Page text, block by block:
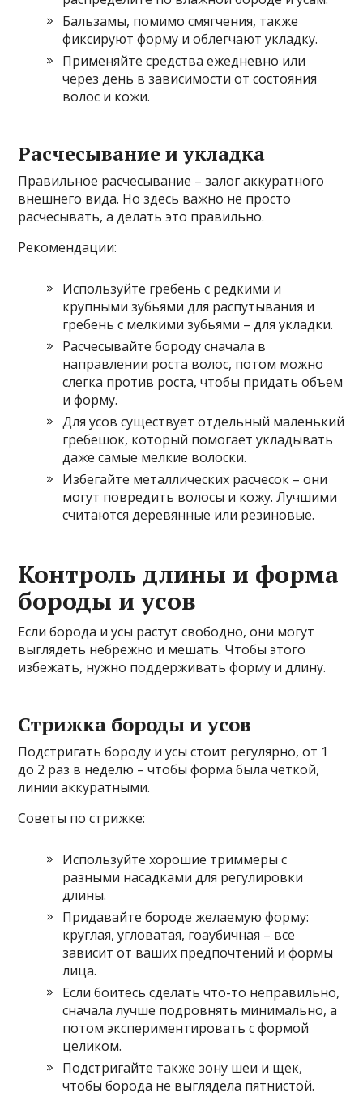
Бальзамы, помимо смягчения, также
фиксируют форму и облегчают укладку.
Применяйте средства ежедневно или
через день в зависимости от состояния
волос и кожи.
Расчесывание и укладка
Правильное расчесывание – залог аккуратного
внешнего вида. Но здесь важно не просто
расчесывать, а делать это правильно.
Рекомендации:
Используйте гребень с редкими и
крупными зубьями для распутывания и
гребень с мелкими зубьями – для укладки.
Расчесывайте бороду сначала в
направлении роста волос, потом можно
слегка против роста, чтобы придать объем
и форму.
Для усов существует отдельный маленький
гребешок, который помогает укладывать
даже самые мелкие волоски.
Избегайте металлических расчесок – они
могут повредить волосы и кожу. Лучшими
считаются деревянные или резиновые.
Контроль длины и форма
бороды и усов
Если борода и усы растут свободно, они могут
выглядеть небрежно и мешать. Чтобы этого
избежать, нужно поддерживать форму и длину.
Стрижка бороды и усов
Подстригать бороду и усы стоит регулярно, от 1
до 2 раз в неделю – чтобы форма была четкой,
линии аккуратными.
Советы по стрижке:
Используйте хорошие триммеры с
разными насадками для регулировки
длины.
Придавайте бороде желаемую форму:
круглая, угловатая, гоаубичная – все
зависит от ваших предпочтений и формы
лица.
Если боитесь сделать что-то неправильно,
сначала лучше подровнять минимально, а
потом экспериментировать с формой
целиком.
Подстригайте также зону шеи и щек,
чтобы борода не выглядела пятнистой.